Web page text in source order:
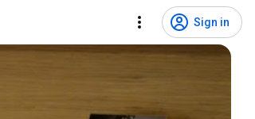
Sign in